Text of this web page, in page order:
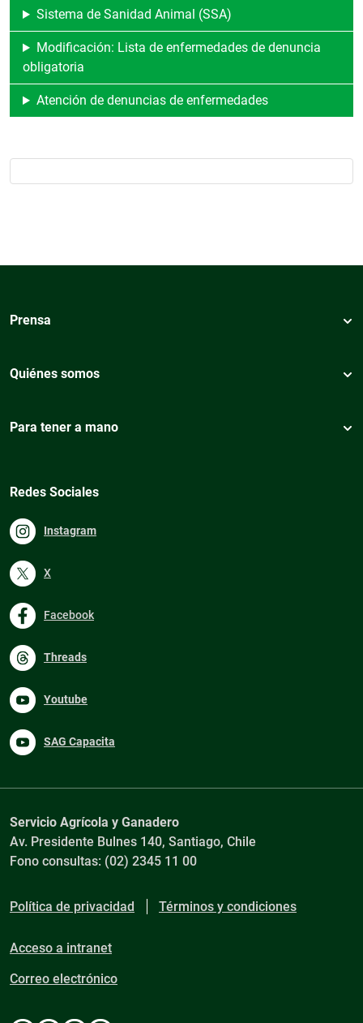
Sistema de Sanidad Animal (SSA)
Modificación: Lista de enfermedades de denuncia
obligatoria
Atención de denuncias de enfermedades
Prensa
Quiénes somos
Para tener a mano
Redes Sociales
Instagram
X
Facebook
Threads
Youtube
SAG Capacita
Servicio Agrícola y Ganadero
Av. Presidente Bulnes 140, Santiago, Chile
Fono consultas: (02) 2345 11 00
Política de privacidad Términos y condiciones
Acceso a intranet
Correo electrónico